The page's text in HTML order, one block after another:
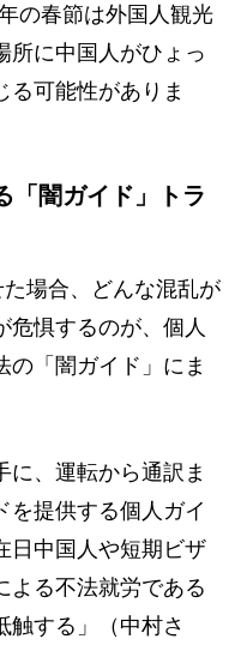
の春節は外国人観光
所に中国人がひょっ
る可能性がありま
「闇ガイド」トラ
場合、どんな混乱が
危惧するのが、個人
の「闇ガイド」にま
に、運転から通訳ま
を提供する個人ガイ
日中国人や短期ビザ
よる不法就労である
触する」（中村さ